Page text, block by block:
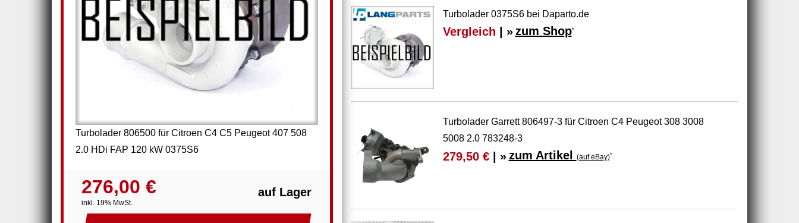
Turbolader 806500 für Citroen C4 C5 Peugeot 407 508
2.0 HDi FAP 120 kW 0375S6
276,00 €
inkl. 19% MwSt.
auf Lager
Turbolader 0375S6 bei Daparto.de
Vergleich | » zum Shop*
Turbolader Garrett 806497-3 für Citroen C4 Peugeot 308 3008
5008 2.0 783248-3
279,50 €| » zum Artikel (auf eBay)*